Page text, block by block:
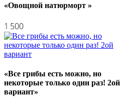
«Овощной натюрморт »
1 500
«Все грибы есть можно, но
некоторые только один раз! 2ой
вариант»